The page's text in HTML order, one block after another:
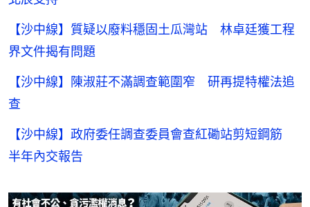
【沙中線】質疑以廢料穩固土瓜灣站 林卓廷獲工程
界文件揭有問題
【沙中線】陳淑莊不滿調查範圍窄 研再提特權法追
查
【沙中線】政府委任調查委員會查紅磡站剪短鋼筋
半年內交報告